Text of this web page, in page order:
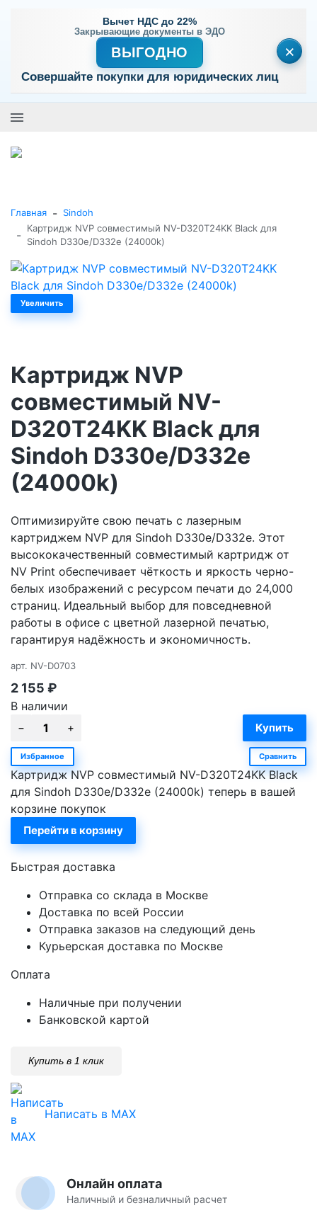
Вычет НДС до 22%
Закрывающие документы в ЭДО
ВЫГОДНО
Совершайте покупки для юридических лиц
×
Главная - Sindoh
-
Картридж NVP совместимый NV-D320T24KK Black для
Sindoh D330e/D332e (24000k)
Увеличить
Картридж NVP
совместимый NV-
D320T24KK Black для
Sindoh D330e/D332e
(24000k)
Оптимизируйте свою печать с лазерным
картриджем NVP для Sindoh D330e/D332e. Этот
высококачественный совместимый картридж от
NV Print обеспечивает чёткость и яркость черно-
белых изображений с ресурсом печати до 24,000
страниц. Идеальный выбор для повседневной
работы в офисе с цветной лазерной печатью,
гарантируя надёжность и экономичность.
арт. NV-D0703
2 155 ₽
В наличии
Избранное Сравнить
Картридж NVP совместимый NV-D320T24KK Black
для Sindoh D330e/D332e (24000k) теперь в вашей
корзине покупок
Перейти в корзину
Быстрая доставка
Отправка со склада в Москве
Доставка по всей России
Отправка заказов на следующий день
Курьерская доставка по Москве
Оплата
Наличные при получении
Банковской картой
Купить в 1 клик
Написать в MAX
Онлайн оплата
Наличный и безналичный расчет